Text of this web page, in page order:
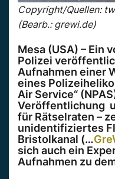
Copyright/Quellen:
(Bearb.: grewi.de)
Mesa (USA) – Ein
Polizei
Aufnahmen einer
eines
Air Service“
Veröffentlichung
für Rätselraten –
unidentifiziertes
Bristolkanal (…
sich auch ein
Aufnahmen zu